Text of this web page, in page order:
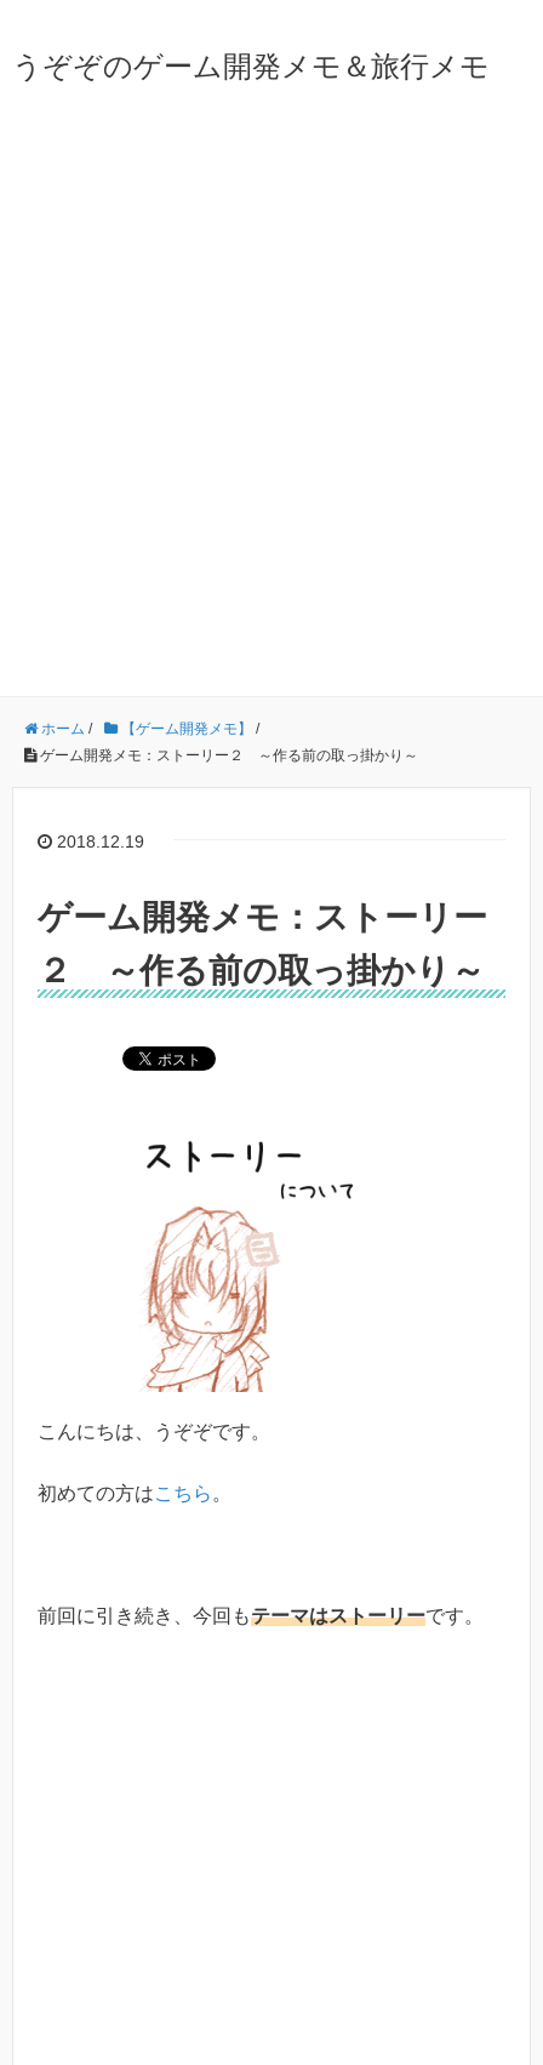
うぞぞのゲーム開発メモ＆旅行メモ
ホーム / 【ゲーム開発メモ】
/
ゲーム開発メモ：ストーリー２ ～作る前の取っ掛かり～
2018.12.19
ゲーム開発メモ：ストーリー
２ ～作る前の取っ掛かり～
こんにちは、うぞぞです。
初めての方はこちら 。
前回に引き続き、今回もテーマはストーリーです。